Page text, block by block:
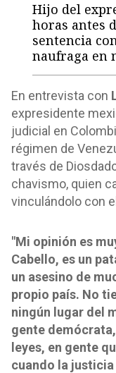
Hijo del
horas antes
sentencia
naufraga en
En entrevista con
expresidente
judicial en
régimen de
través de
chavismo, quien
vinculándolo con
"Mi opinión es
Cabello, es un
un asesino de
propio país. No
ningún lugar del
gente
leyes, en gente
cuando la